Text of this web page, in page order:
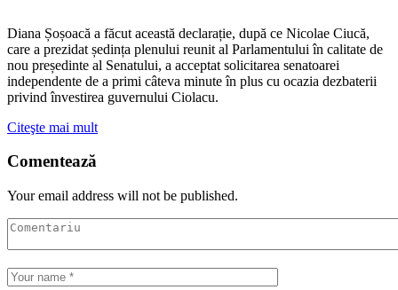
Diana Șoșoacă a făcut această declarație, după ce Nicolae Ciucă,
care a prezidat ședința plenului reunit al Parlamentului în calitate de
nou președinte al Senatului, a acceptat solicitarea senatoarei
independente de a primi câteva minute în plus cu ocazia dezbaterii
privind învestirea guvernului Ciolacu.
Citeşte mai mult
Comentează
Your email address will not be published.